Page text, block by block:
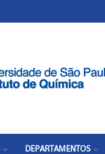
DEPARTAMENTOS